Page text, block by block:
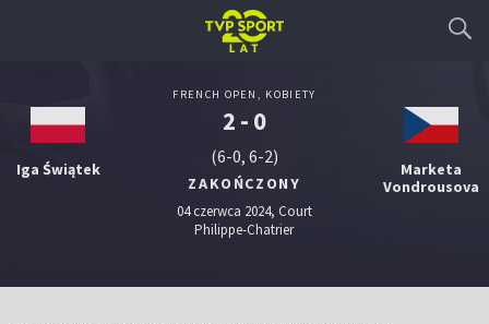
Iga Świątek
FRENCH OPEN, KOBIETY
2 - 0
(6-0, 6-2)
ZAKOŃCZONY
04 czerwca 2024, Court
Philippe-Chatrier
Marketa
Vondrousova